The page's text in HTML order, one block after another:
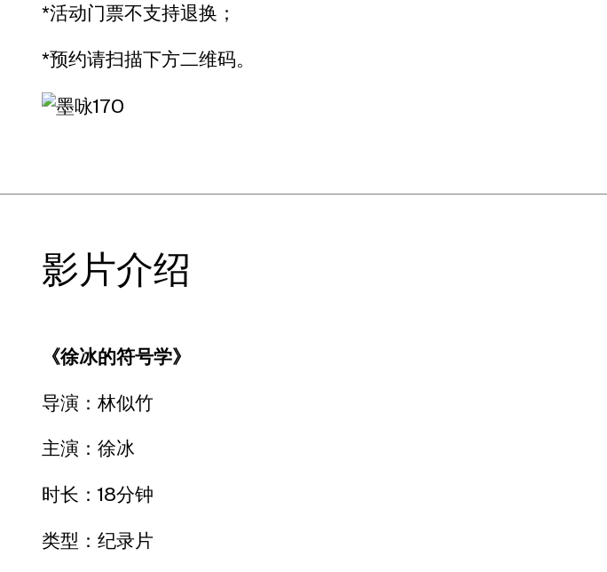
*活动门票不支持退换；
*预约请扫描下方二维码。
影片介绍
《徐冰的符号学》
导演：林似竹
主演：徐冰
时长：18分钟
类型：纪录片